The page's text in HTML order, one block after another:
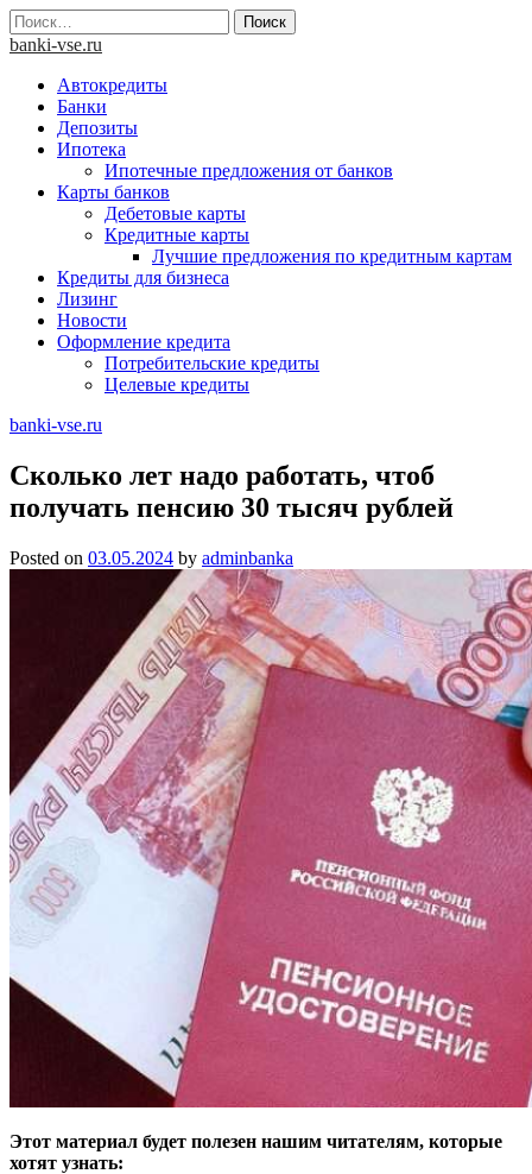
Skip
to
Найти:
banki-vse.ru
Автокредиты
Банки
Депозиты
Ипотека
Ипотечные предложения от банков
Карты банков
Дебетовые карты
Кредитные карты
Лучшие предложения по кредитным картам
Кредиты для бизнеса
Лизинг
Новости
Оформление кредита
Потребительские кредиты
Целевые кредиты
banki-vse.ru
Сколько лет надо работать, чтоб
получать пенсию 30 тысяч рублей
Posted on 03.05.2024 by adminbanka
Этот материал будет полезен нашим читателям, которые
хотят узнать: